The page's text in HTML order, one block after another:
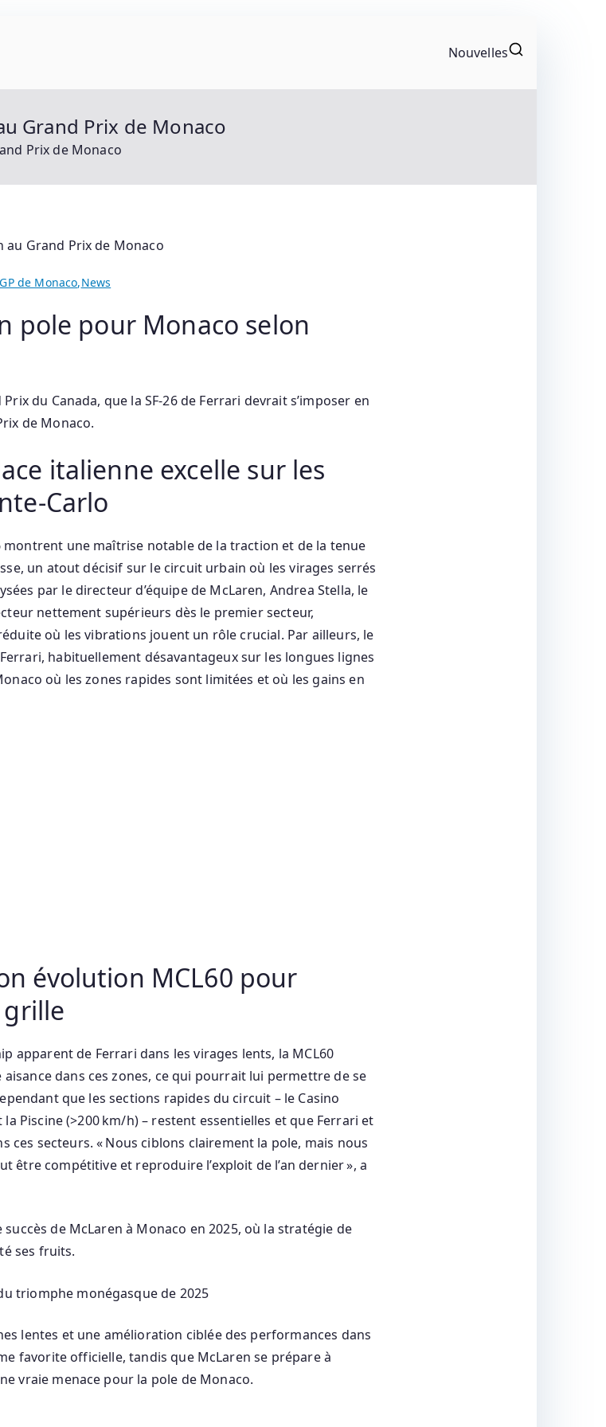
Nouvelles
Grand Prix de Monaco
Prix de Monaco
GP de Monaco,News
pole pour Monaco selon
du Canada, que la SF‑26 de Ferrari devrait s’imposer en
de Monaco.
italienne excelle sur les
montrent une maîtrise notable de la traction et de la tenue
un atout décisif sur le circuit urbain où les virages serrés
par le directeur d’équipe de McLaren, Andrea Stella, le
nettement supérieurs dès le premier secteur,
où les vibrations jouent un rôle crucial. Par ailleurs, le
habituellement désavantageux sur les longues lignes
où les zones rapides sont limitées et où les gains en
évolution MCL60 pour
apparent de Ferrari dans les virages lents, la MCL60
dans ces zones, ce qui pourrait lui permettre de se
que les sections rapides du circuit – le Casino
la Piscine (>200 km/h) – restent essentielles et que Ferrari et
ces secteurs. « Nous ciblons clairement la pole, mais nous
être compétitive et reproduire l’exploit de l’an dernier », a
de McLaren à Monaco en 2025, où la stratégie de
ses fruits.
lentes et une amélioration ciblée des performances dans
favorite officielle, tandis que McLaren se prépare à
vraie menace pour la pole de Monaco.